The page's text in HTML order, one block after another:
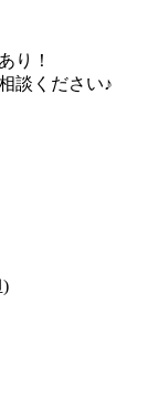
り！
談ください♪
)